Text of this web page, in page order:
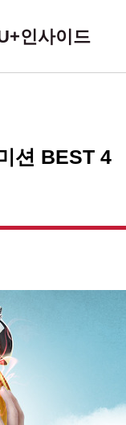
인사이드
션 BEST 4